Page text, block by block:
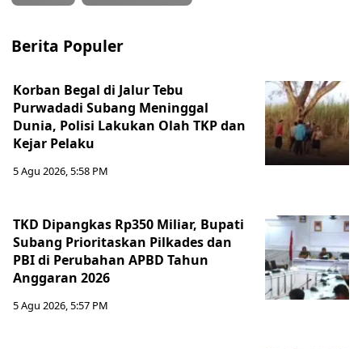
Berita Populer
Korban Begal di Jalur Tebu
Purwadadi Subang Meninggal
Dunia, Polisi Lakukan Olah TKP dan
Kejar Pelaku
5 Agu 2026, 5:58 PM
TKD Dipangkas Rp350 Miliar, Bupati
Subang Prioritaskan Pilkades dan
PBI di Perubahan APBD Tahun
Anggaran 2026
5 Agu 2026, 5:57 PM